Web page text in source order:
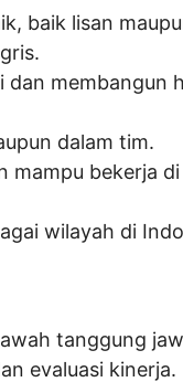
baik lisan
dan membangun
dalam tim.
mampu bekerja
wilayah di
tanggung
evaluasi kinerja.